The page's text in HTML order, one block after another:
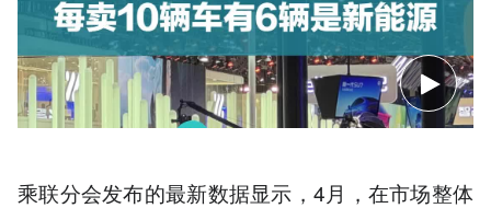
乘联分会发布的最新数据显示，4月，在市场整体